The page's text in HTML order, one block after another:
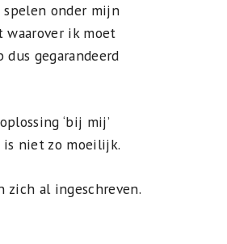
onder mijn
ik moet
gegarandeerd
‘bij mij’
niet zo moeilijk.
zich al ingeschreven.